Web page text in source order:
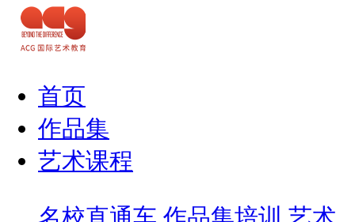
首页
作品集
艺术课程
名校直通车 作品集培训 艺术